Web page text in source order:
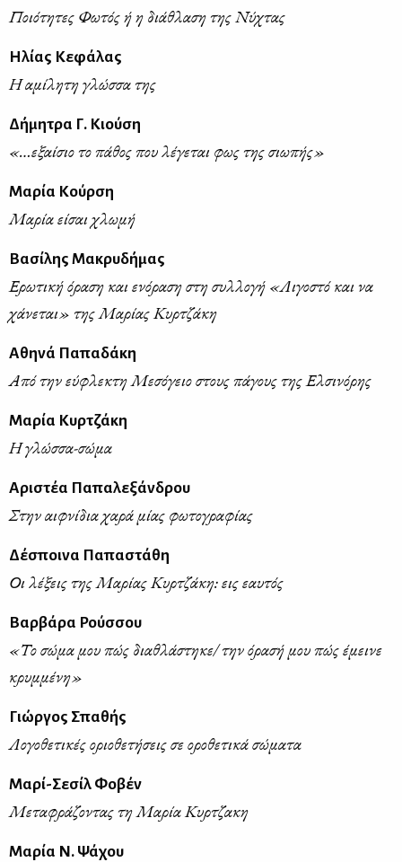
Ποιότητες Φωτός ή η διάθλαση της Νύχτας
Ηλίας Κεφάλας
Η αμίλητη γλώσσα της
Δήμητρα Γ. Κιούση
«…εξαίσιο το πάθος που λέγεται φως της σιωπής»
Μαρία Κούρση
Μαρία είσαι χλωμή
Βασίλης Μακρυδήμας
Ερωτική όραση και ενόραση στη συλλογή «Λιγοστό και να
χάνεται» της Μαρίας Κυρτζάκη
Αθηνά Παπαδάκη
Από την εύφλεκτη Μεσόγειο στους πάγους της Ελσινόρης
Μαρία Κυρτζάκη
Η γλώσσα-σώμα
Αριστέα Παπαλεξάνδρου
Στην αιφνίδια χαρά μίας φωτογραφίας
Δέσποινα Παπαστάθη
Οι λέξεις της Μαρίας Κυρτζάκη: εις εαυτός
Βαρβάρα Ρούσσου
«Το σώμα μου πώς διαθλάστηκε/ την όρασή μου πώς έμεινε
κρυμμένη»
Γιώργος Σπαθής
Λογοθετικές οριοθετήσεις σε οροθετικά σώματα
Μαρί-Σεσίλ Φοβέν
Μεταφράζοντας τη Μαρία Κυρτζακη
Μαρία Ν. Ψάχου